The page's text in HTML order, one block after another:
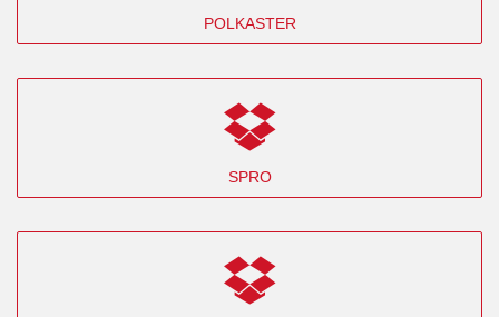
POLKASTER
SPRO